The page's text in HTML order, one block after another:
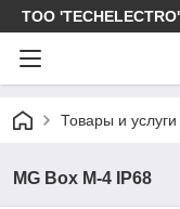
ТОО 'TECHELECTRO'
Товары и услуги
MG Box M-4 IP68